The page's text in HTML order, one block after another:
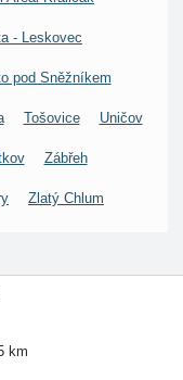
- Leskovec
pod Sněžníkem
Tošovice Uničov
Zábřeh
Zlatý Chlum
km